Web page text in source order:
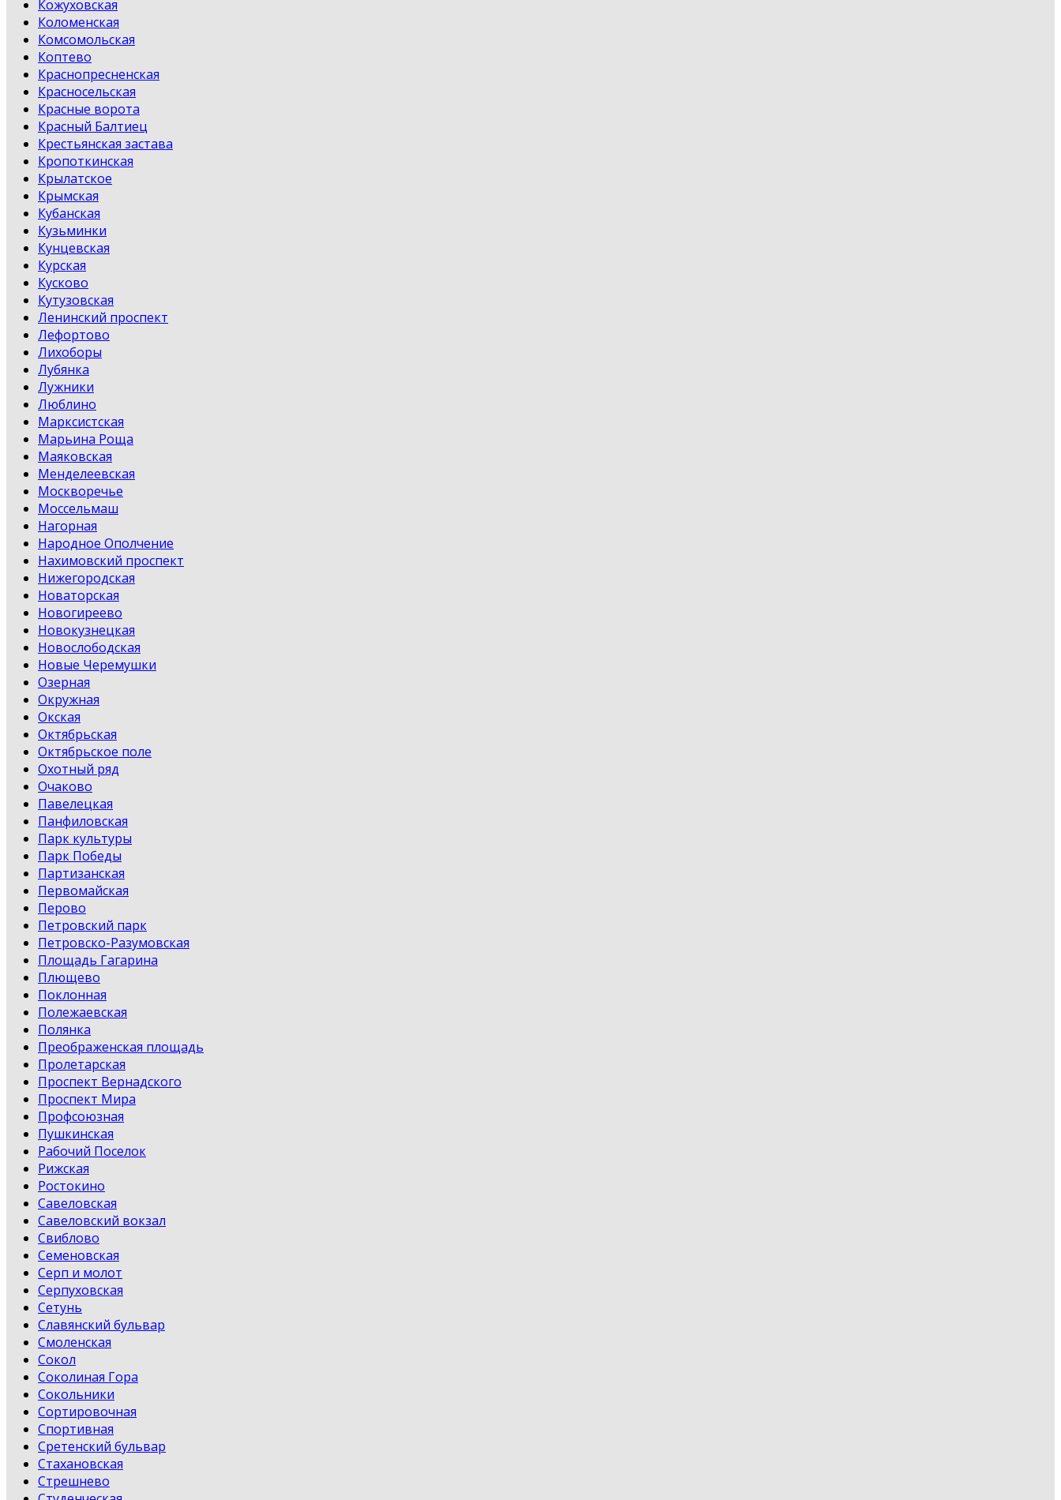
Кожуховская
Коломенская
Комсомольская
Коптево
Краснопресненская
Красносельская
Красные ворота
Красный Балтиец
Крестьянская застава
Кропоткинская
Крылатское
Крымская
Кубанская
Кузьминки
Кунцевская
Курская
Кусково
Кутузовская
Ленинский проспект
Лефортово
Лихоборы
Лубянка
Лужники
Люблино
Марксистская
Марьина Роща
Маяковская
Менделеевская
Москворечье
Моссельмаш
Нагорная
Народное Ополчение
Нахимовский проспект
Нижегородская
Новаторская
Новогиреево
Новокузнецкая
Новослободская
Новые Черемушки
Озерная
Окружная
Окская
Октябрьская
Октябрьское поле
Охотный ряд
Очаково
Павелецкая
Панфиловская
Парк культуры
Парк Победы
Партизанская
Первомайская
Перово
Петровский парк
Петровско-Разумовская
Площадь Гагарина
Плющево
Поклонная
Полежаевская
Полянка
Преображенская площадь
Пролетарская
Проспект Вернадского
Проспект Мира
Профсоюзная
Пушкинская
Рабочий Поселок
Рижская
Ростокино
Савеловская
Савеловский вокзал
Свиблово
Семеновская
Серп и молот
Серпуховская
Сетунь
Славянский бульвар
Смоленская
Сокол
Соколиная Гора
Сокольники
Сортировочная
Спортивная
Сретенский бульвар
Стахановская
Стрешнево